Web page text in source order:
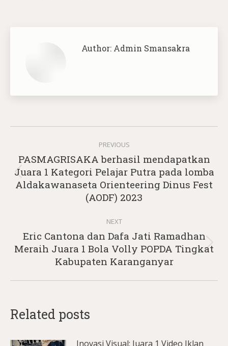
Author: Admin Smansakra
navigation
PREVIOUS
Previous
post:
PASMAGRISAKA berhasil mendapatkan
Juara 1 Kategori Pelajar Putra pada lomba
Aldakawanaseta Orienteering Dinus Fest
(AODF) 2023
NEXT
Next
post:
Eric Cantona dan Dafa Jati Ramadhan
Meraih Juara 1 Bola Volly POPDA Tingkat
Kabupaten Karanganyar
Related posts
Inovasi Visual: Juara 1 Video Iklan